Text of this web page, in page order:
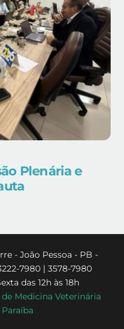
Plenária e
- João Pessoa - PB -
7980 | 3578-7980
das 12h às 18h
Medicina Veterinária